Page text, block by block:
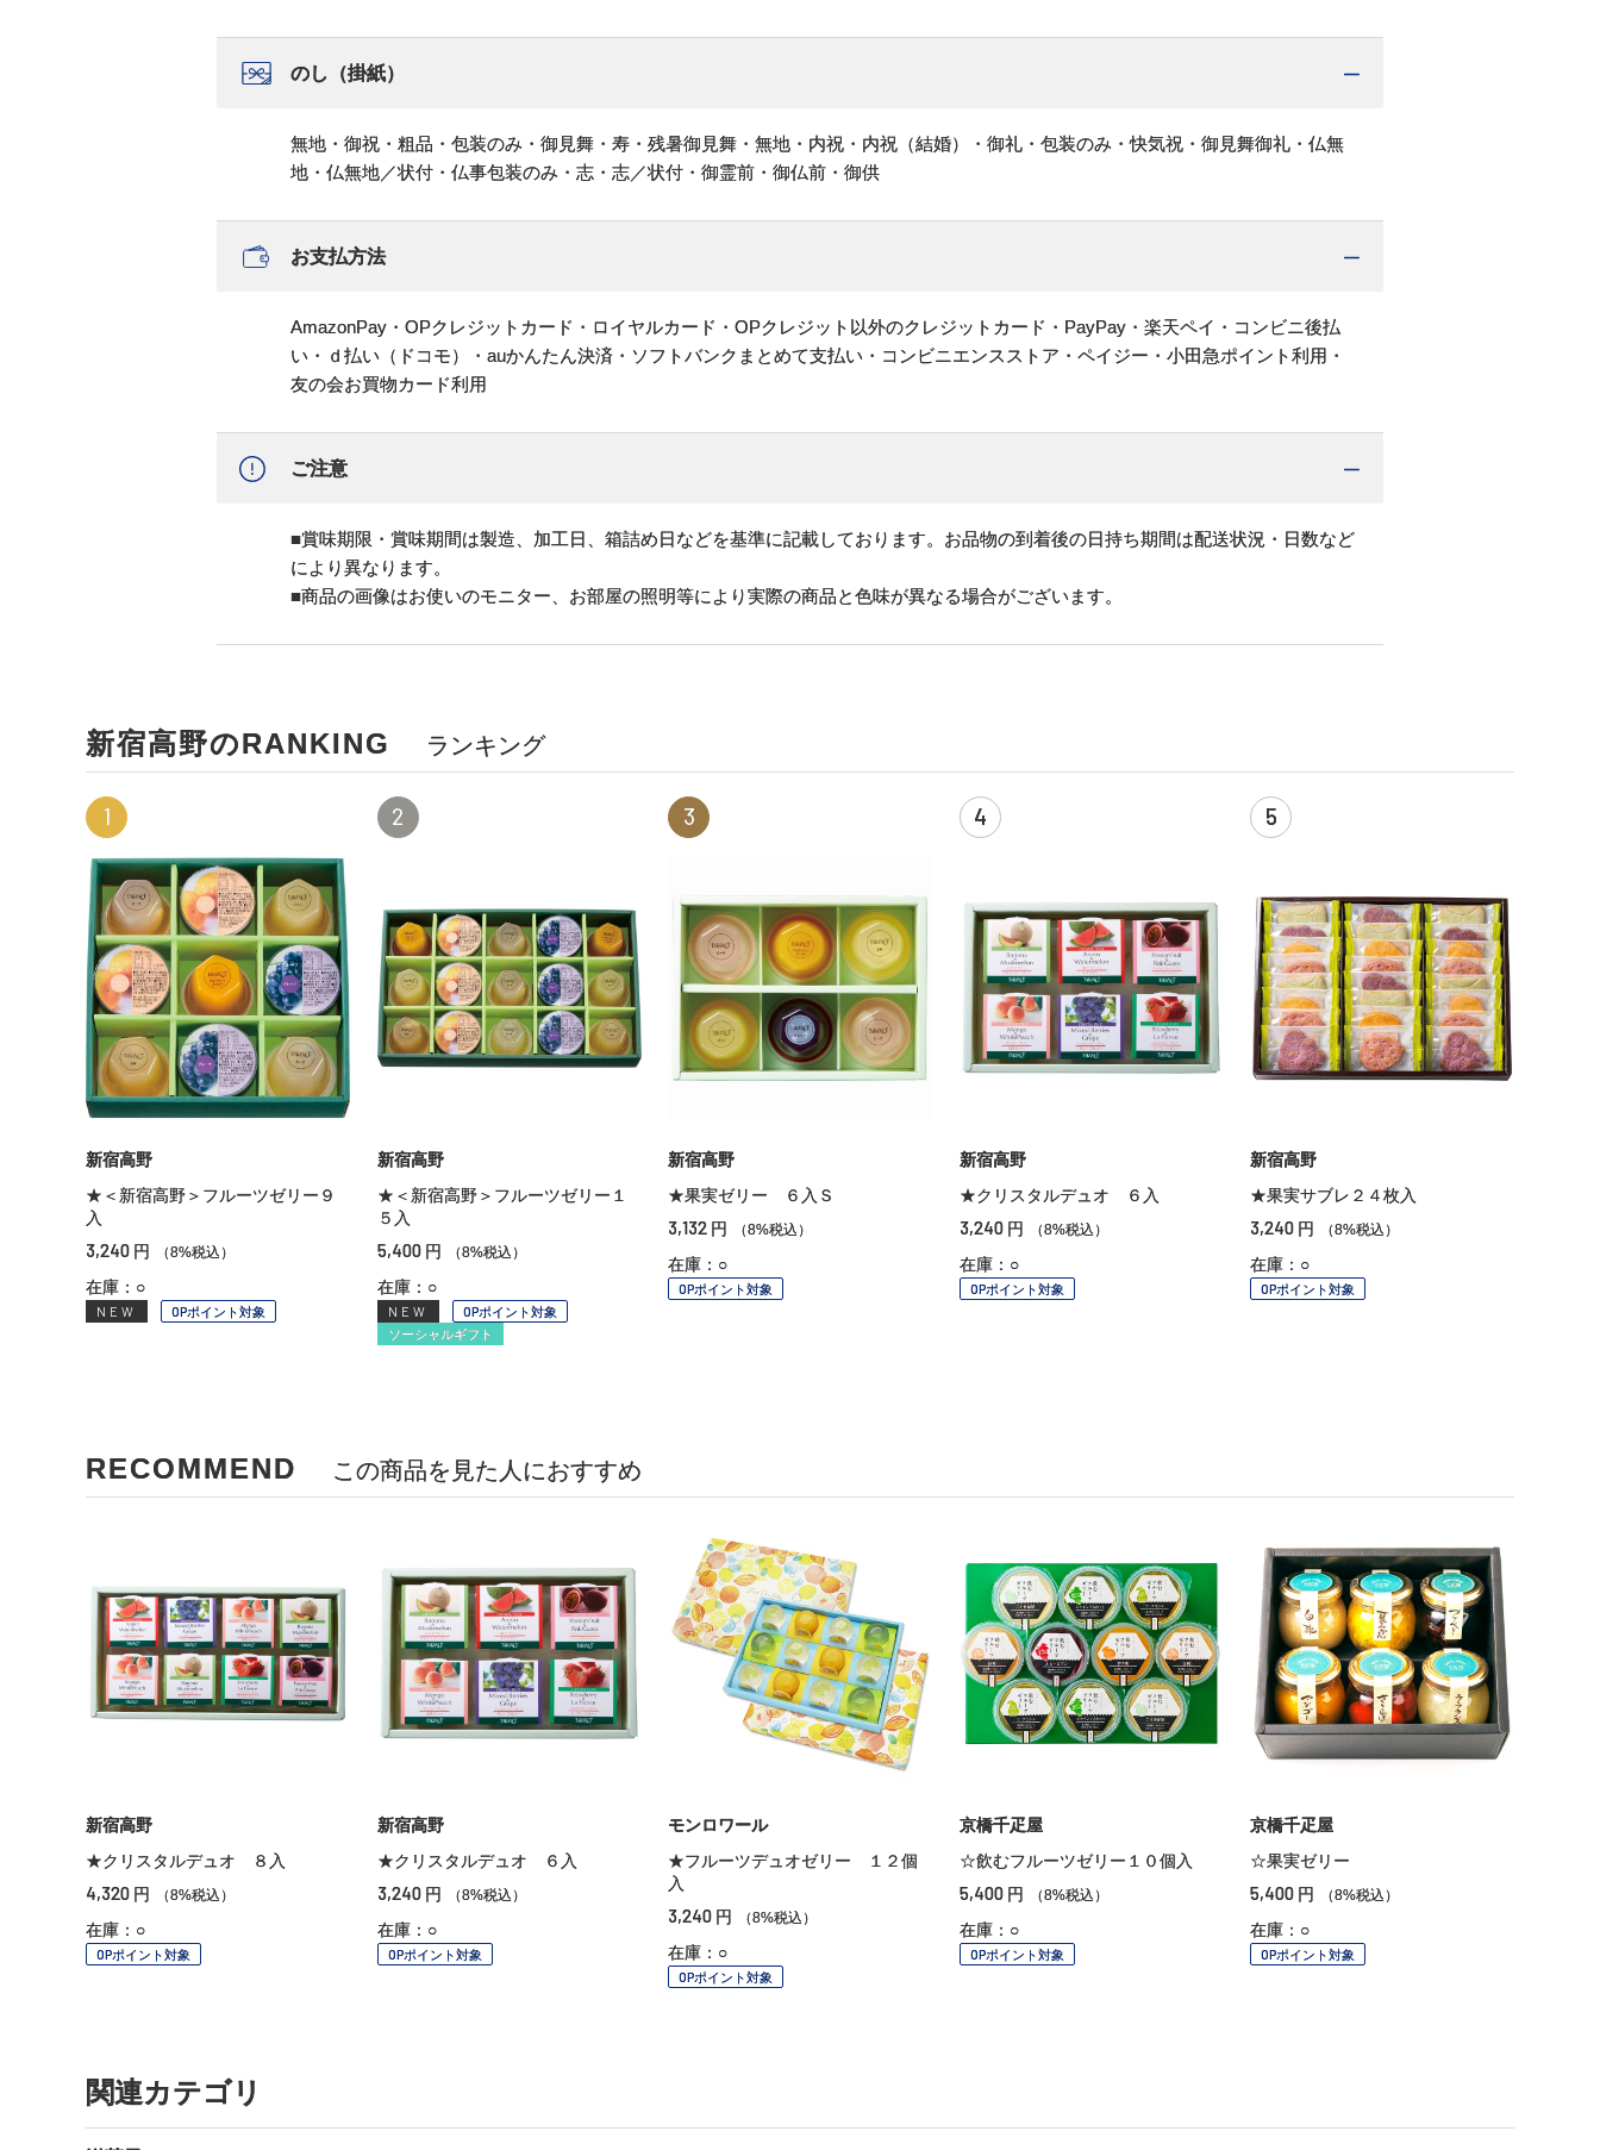
のし（掛紙）
無地・御祝・粗品・包装のみ・御見舞・寿・残暑御見舞・無地・内祝・内祝（結婚）・御礼・包装のみ・快気祝・御見舞御礼・仏無
地・仏無地／状付・仏事包装のみ・志・志／状付・御霊前・御仏前・御供
お支払方法
AmazonPay・OPクレジットカード・ロイヤルカード・OPクレジット以外のクレジットカード・PayPay・楽天ペイ・コンビニ後払
い・ｄ払い（ドコモ）・auかんたん決済・ソフトバンクまとめて支払い・コンビニエンスストア・ペイジー・小田急ポイント利用・
友の会お買物カード利用
ご注意
■賞味期限・賞味期間は製造、加工日、箱詰め日などを基準に記載しております。お品物の到着後の日持ち期間は配送状況・日数など
により異なります。
■商品の画像はお使いのモニター、お部屋の照明等により実際の商品と色味が異なる場合がございます。
新宿高野のRANKING ランキング
1
新宿高野
★＜新宿高野＞フルーツゼリー９
入
3,240 円 （8%税込）
在庫：○
NEW OPポイント対象
2
新宿高野
★＜新宿高野＞フルーツゼリー１
５入
5,400 円 （8%税込）
在庫：○
NEW
OPポイント対象
ソーシャルギフト
3
新宿高野
★果実ゼリー ６入Ｓ
3,132 円 （8%税込）
在庫：○
OPポイント対象
4
新宿高野
★クリスタルデュオ ６入
3,240 円 （8%税込）
在庫：○
OPポイント対象
5
新宿高野
★果実サブレ２４枚入
3,240 円 （8%税込）
在庫：○
OPポイント対象
RECOMMEND この商品を見た人におすすめ
新宿高野
★クリスタルデュオ ８入
4,320 円 （8%税込）
在庫：○
OPポイント対象
新宿高野
★クリスタルデュオ ６入
3,240 円 （8%税込）
在庫：○
OPポイント対象
モンロワール
★フルーツデュオゼリー １２個
入
3,240 円 （8%税込）
在庫：○
OPポイント対象
京橋千疋屋
☆飲むフルーツゼリー１０個入
5,400 円 （8%税込）
在庫：○
OPポイント対象
京橋千疋屋
☆果実ゼリー
5,400 円 （8%税込）
在庫：○
OPポイント対象
関連カテゴリ